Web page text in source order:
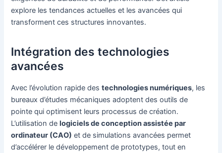
explore les tendances actuelles et les avancées qui
transforment ces structures innovantes.
Intégration des technologies
avancées
Avec l’évolution rapide destechnologies numériques, les
bureaux d’études mécaniques adoptent des outils de
pointe qui optimisent leurs processus de création.
L’utilisation delogiciels de conception assistée par
ordinateur (CAO) et de simulations avancées permet
d’accélérer le développement de prototypes, tout en